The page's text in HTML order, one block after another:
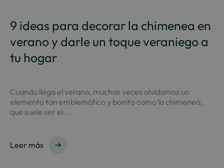
9 ideas para decorar la chimenea en
verano y darle un toque veraniego a
tu hogar
Cuando llega el verano, muchas veces olvidamos un
elemento tan emblemático y bonito como la chimenea,
que suele ser el...
Leer más